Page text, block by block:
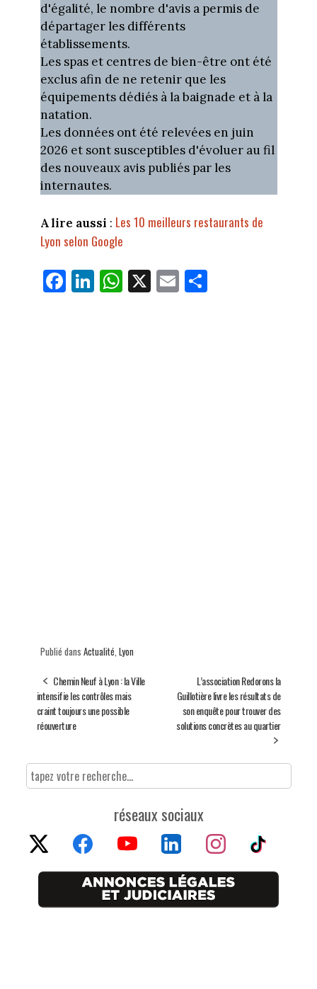
d'égalité, le nombre d'avis a permis de
départager les différents
établissements.
Les spas et centres de bien-être ont été
exclus afin de ne retenir que les
équipements dédiés à la baignade et à la
natation.
Les données ont été relevées en juin
2026 et sont susceptibles d'évoluer au fil
des nouveaux avis publiés par les
internautes.
A lire aussi : Les 10 meilleurs restaurants de
Lyon selon Google
Fa
ce
Li
nk
W
ha
X E
m
Pa
Publié dans Actualité, Lyon
Chemin Neuf à Lyon : la Ville
intensifie les contrôles mais
craint toujours une possible
réouverture
L’association Redorons la
Guillotière livre les résultats de
son enquête pour trouver des
solutions concrètes au quartier
réseaux sociaux